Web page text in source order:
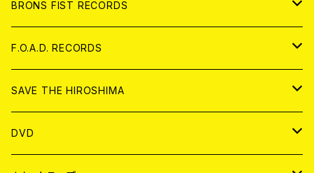
アパレル
ANALOG
BRONS FIST RECORDS
CD
ANALOG
F.O.A.D. RECORDS
CD
ANALOG
SAVE THE HIROSHIMA
アパレル
DVD